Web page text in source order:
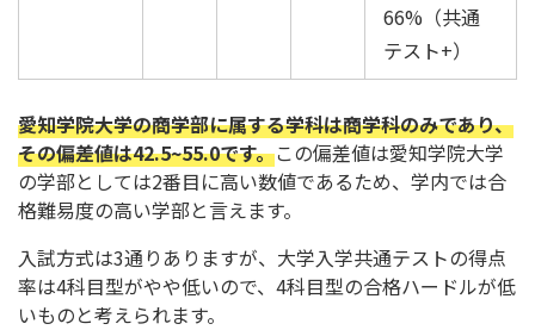
66%（共通
テスト+）
愛知学院大学の商学部に属する学科は商学科のみであり、
その偏差値は42.5~55.0です。この偏差値は愛知学院大学
の学部としては2番目に高い数値であるため、学内では合
格難易度の高い学部と言えます。
入試方式は3通りありますが、大学入学共通テストの得点
率は4科目型がやや低いので、4科目型の合格ハードルが低
いものと考えられます。